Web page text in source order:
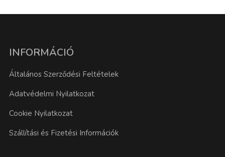
INFORMÁCIÓ
Általános Szerződési Feltételek
Adatvédelmi Nyilatkozat
Cookie Nyilatkozat
Szállítási és Fizetési Információk